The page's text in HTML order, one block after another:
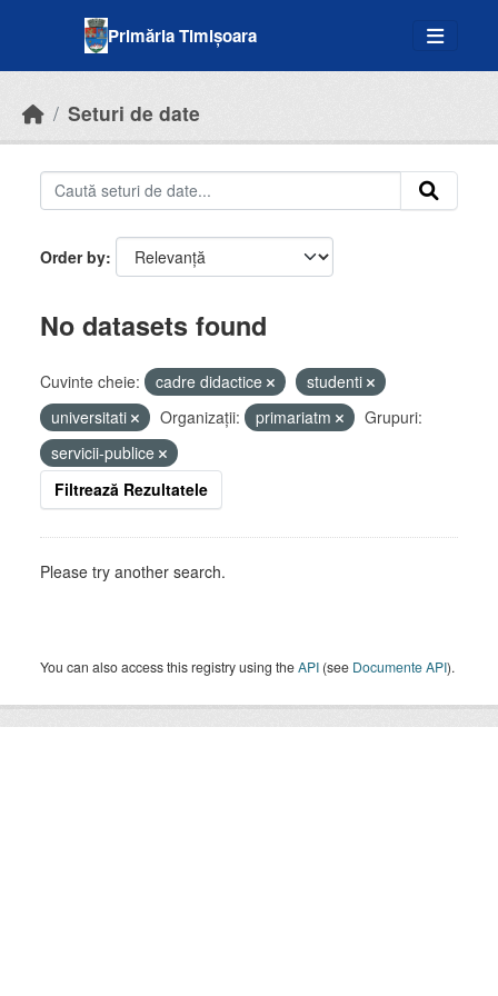
Primăria Timișoara
Seturi de date
Order by
No datasets found
Cuvinte cheie: cadre didactice
studenti
universitati
Organizații: primariatm
Grupuri:
servicii-publice
Filtrează Rezultatele
Please try another search.
You can also access this registry using theAPI (see Documente API).